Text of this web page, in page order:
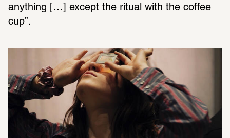
anything […] except the ritual with the coffee
cup”.